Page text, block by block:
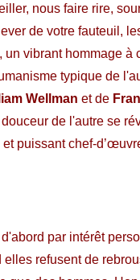
nous faire rire,
de votre fauteuil,
un vibrant hommage à
typique de
Wellmanet de
de l'autre se
puissant chef-
par intérêt
refusent de